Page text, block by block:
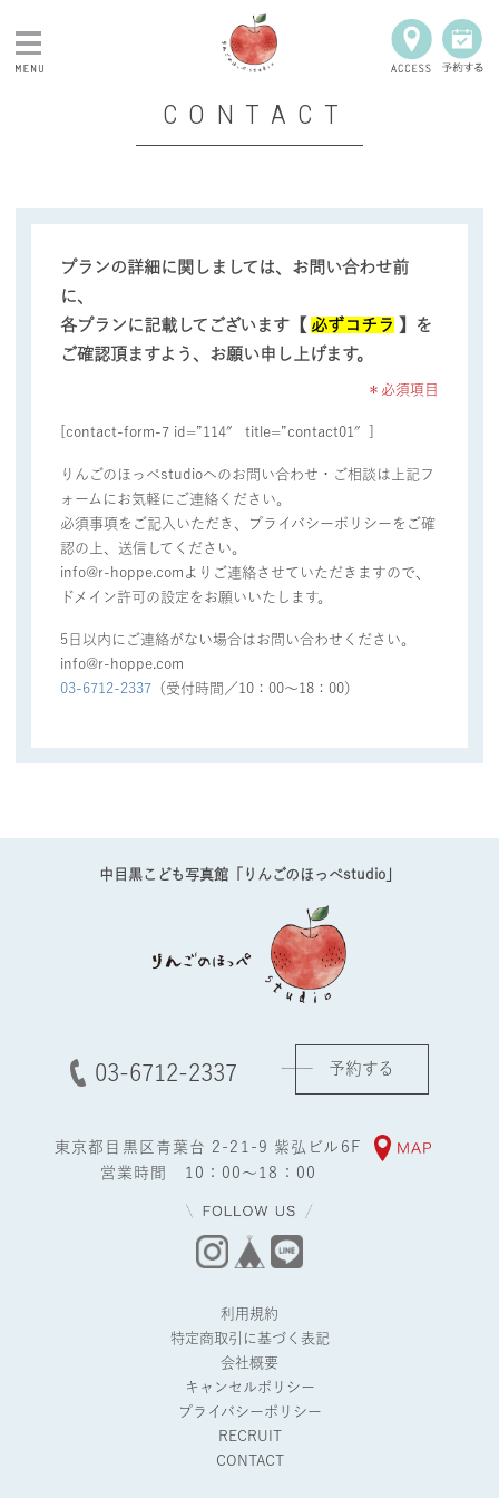
NEWS
PRODUCT
CLOSET
利用規約
会社概要
キャンセルポリシー
CONTACT
プランの詳細に関しましては、お問い合わせ前
に、
各プランに記載してございます【 必ずコチラ 】を
ご確認頂ますよう、お願い申し上げます。
＊必須項目
[contact-form-7 id=”114″ title=”contact01″]
りんごのほっぺstudioへのお問い合わせ・ご相談は上記フ
ォームにお気軽にご連絡ください。
必須事項をご記入いただき、プライバシーポリシーをご確
認の上、送信してください。
info@r-hoppe.comよりご連絡させていただきますので、
ドメイン許可の設定をお願いいたします。
5日以内にご連絡がない場合はお問い合わせください。
info@r-hoppe.com
03-6712-2337 （受付時間／10：00〜18：00）
中目黒こども写真館「りんごのほっぺstudio」
03-6712-2337 予約する
東京都目黒区青葉台 2-21-9 紫弘ビル6F
営業時間 10：00～18：00
利用規約
特定商取引に基づく表記
会社概要
キャンセルポリシー
プライバシーポリシー
RECRUIT
CONTACT